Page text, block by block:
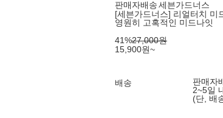
판매자배송세븐가드너스
[세븐가드너스] 리얼터치 미
영원히 고혹적인 미드나잇
41%27,000원
15,900원~
배송
판매자
2~5일
(단, 배